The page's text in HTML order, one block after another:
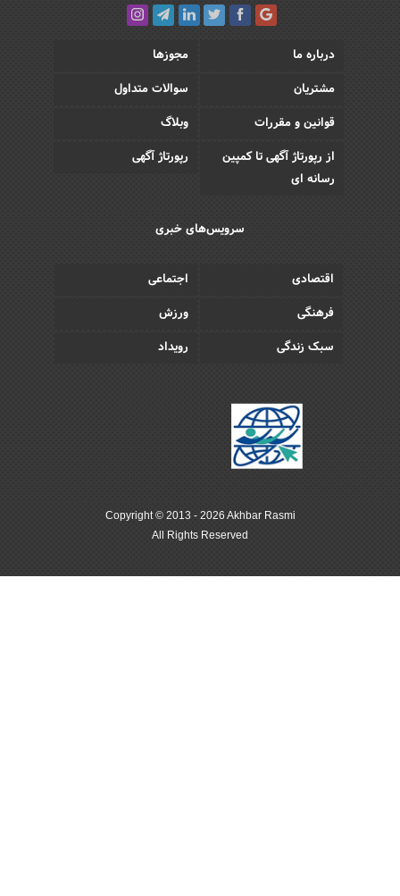
درباره ما
مجوزها
مشتریان
سوالات متداول
قوانین و مقررات
وبلاگ
از رپورتاژ آگهی تا کمپین
رسانه ای
رپورتاژ آگهی
سرویس‌های خبری
اقتصادی
اجتماعی
فرهنگی
ورزش
سبک زندگی
رویداد
Copyright © 2013 - 2026 Akhbar Rasmi
All Rights Reserved